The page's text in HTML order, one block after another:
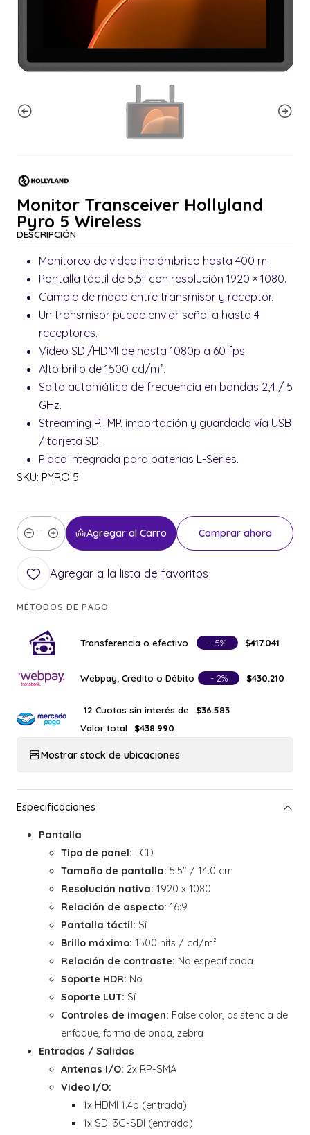
Monitor Transceiver Hollyland
Pyro 5 Wireless
DESCRIPCIÓN
Monitoreo de video inalámbrico hasta 400 m.
Pantalla táctil de 5,5" con resolución 1920 × 1080.
Cambio de modo entre transmisor y receptor.
Un transmisor puede enviar señal a hasta 4
receptores.
Video SDI/HDMI de hasta 1080p a 60 fps.
Alto brillo de 1500 cd/m².
Salto automático de frecuencia en bandas 2,4 / 5
GHz.
Streaming RTMP, importación y guardado vía USB
/ tarjeta SD.
Placa integrada para baterías L-Series.
SKU: PYRO 5
Cantidad
Agregar al Carro Comprar ahora
Agregar a la lista de favoritos
MÉTODOS DE PAGO
Transferencia o efectivo - 5% $417.041
Webpay, Crédito o Débito - 2% $430.210
12 Cuotas sin interés de
$36.583
Valor total
$438.990
Mostrar stock de ubicaciones
Pantalla
Tipo de panel: LCD
Tamaño de pantalla: 5.5" / 14.0 cm
Resolución nativa: 1920 x 1080
Relación de aspecto: 16:9
Pantalla táctil: Sí
Brillo máximo: 1500 nits / cd/m²
Relación de contraste: No especificada
Soporte HDR: No
Soporte LUT: Sí
Controles de imagen: False color, asistencia de
enfoque, forma de onda, zebra
Entradas / Salidas
Antenas I/O: 2x RP-SMA
Video I/O:
1x HDMI 1.4b (entrada)
1x SDI 3G-SDI (entrada)